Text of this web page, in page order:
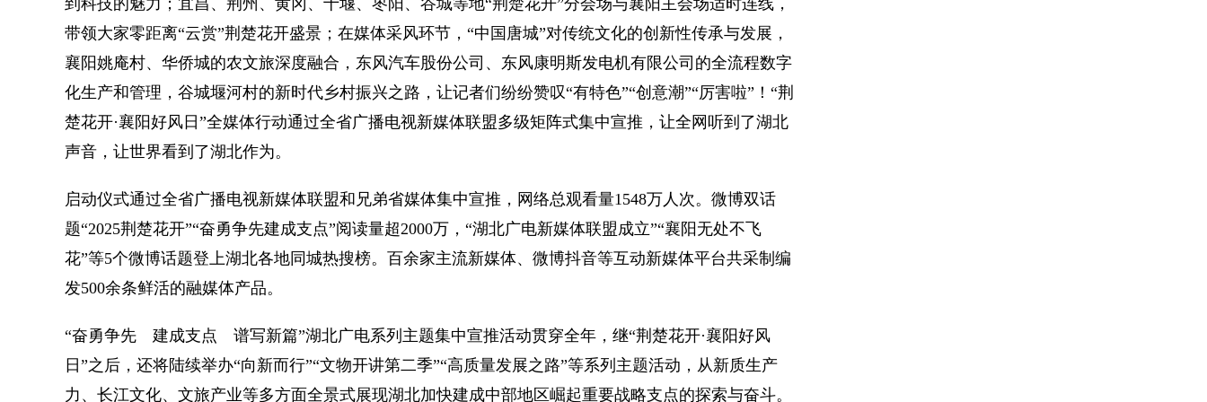
带领大家零距离“云赏”荆楚花开盛景；在媒体采风环节，“中国唐城”对传统文化的创新性传承与发展，
襄阳姚庵村、华侨城的农文旅深度融合，东风汽车股份公司、东风康明斯发电机有限公司的全流程数字
化生产和管理，谷城堰河村的新时代乡村振兴之路，让记者们纷纷赞叹“有特色”“创意潮”“厉害啦”！“荆
楚花开·襄阳好风日”全媒体行动通过全省广播电视新媒体联盟多级矩阵式集中宣推，让全网听到了湖北
声音，让世界看到了湖北作为。
启动仪式通过全省广播电视新媒体联盟和兄弟省媒体集中宣推，网络总观看量1548万人次。微博双话
题“2025荆楚花开”“奋勇争先建成支点”阅读量超2000万，“湖北广电新媒体联盟成立”“襄阳无处不飞
花”等5个微博话题登上湖北各地同城热搜榜。百余家主流新媒体、微博抖音等互动新媒体平台共采制编
发500余条鲜活的融媒体产品。
“奋勇争先 建成支点 谱写新篇”湖北广电系列主题集中宣推活动贯穿全年，继“荆楚花开·襄阳好风
日”之后，还将陆续举办“向新而行”“文物开讲第二季”“高质量发展之路”等系列主题活动，从新质生产
力、长江文化、文旅产业等多方面全景式展现湖北加快建成中部地区崛起重要战略支点的探索与奋斗。